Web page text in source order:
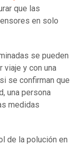
que las
en solo
se pueden
viaje y con una
se confirman que
una persona
medidas
de la polución en